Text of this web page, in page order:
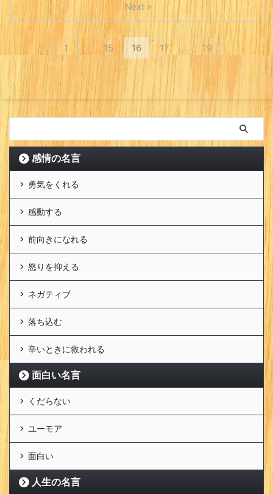
1 … 15 16 17 … 19
Next »
感情の名言
勇気をくれる
感動する
前向きになれる
怒りを抑える
ネガティブ
落ち込む
辛いときに救われる
面白い名言
くだらない
ユーモア
面白い
人生の名言